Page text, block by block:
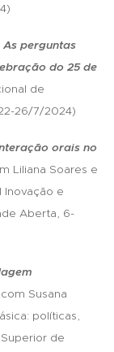
perguntas
do 25 de
de
26/7/2024)
orais no
Liliana Soares e
Inovação e
Aberta, 6-
Susana
políticas,
de